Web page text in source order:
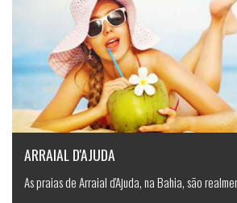
ARRAIAL D'AJUDA
As praias de Arraial d'Ajuda, na Bahia, são